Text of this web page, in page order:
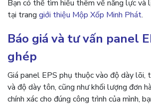
Bạn có thể tìm hiểu thêm về năng lực và
tại trang giới thiệu Mộp Xốp Minh Phát.
Báo giá và tư vấn panel
ghép
Giá panel EPS phụ thuộc vào độ dày lõi,
và độ dày tôn, cũng như khối lượng đơn
chính xác cho đúng công trình của mình,